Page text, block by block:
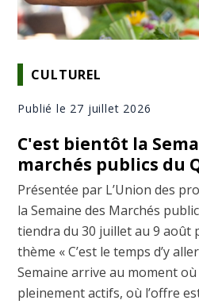
CULTUREL
Publié le 27 juillet 2026
C'est bientôt la
marchés publics du
Présentée par L’Union des
la Semaine des Marchés
tiendra du 30 juillet au 9 août
thème « C’est le temps d’y
Semaine arrive au moment
pleinement actifs, où l’offre